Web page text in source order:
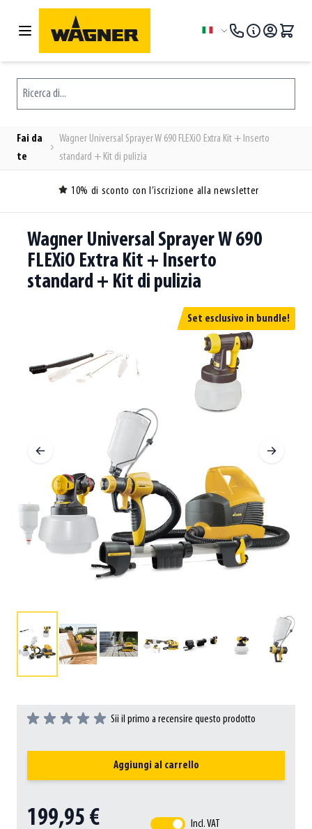
Salta al contenuto
Lingua
Ricerca di...
Fai da
te
Wagner Universal Sprayer W 690 FLEXiO Extra Kit + Inserto
standard + Kit di pulizia
10% di sconto con l’iscrizione alla newsletter
Wagner Universal Sprayer W 690
FLEXiO Extra Kit + Inserto
standard + Kit di pulizia
Set esclusivo in bundle!
Sii il primo a recensire questo prodotto
Aggiungi al carrello
199,95 € Incl. VAT